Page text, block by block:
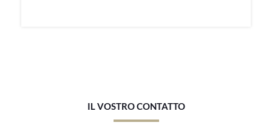
IL VOSTRO CONTATTO